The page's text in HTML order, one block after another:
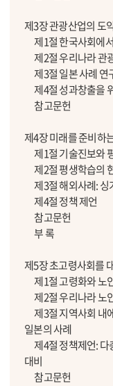
제3장 관광산업의 도
제1절 한국사회에
제2절 우리나라 관
제3절 일본 사례 연
제4절 성과창출을
참고문헌
제4장 미래를 준비하
제1절 기술진보와
제2절 평생학습의
제3절 해외사례: 싱
제4절 정책 제언
참고문헌
부 록
제5장 초고령사회를
제1절 고령화와 노
제2절 우리나라 노
제3절 지역사회 내
일본의 사례
제4절 정책제언: 다
대비
참고문헌